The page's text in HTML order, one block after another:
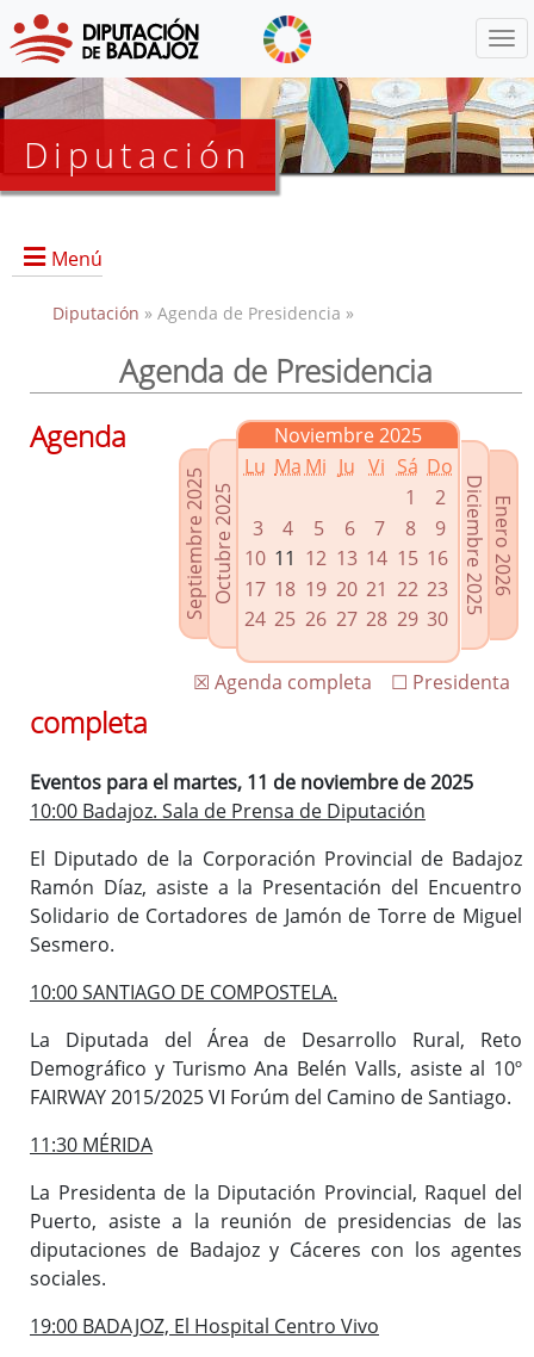
Diputación
Menú
Presidencia
Grupos Políticos
Enlaces relacionados
Agenda de Presidencia
Plenos provinciales y Juntas de gobierno
Oficina de Proyectos Europeos
Diputación » Agenda de Presidencia »
Agenda de Presidencia
Septiembre 2025Octubre 2025
Noviembre 2025
Lu Ma Mi Ju Vi Sá Do
1
2
3
4 5 6 7 8
9
10 11 12 13 14 15 16
17 18 19 20 21 22 23
24 25 26 27 28 29 30
Enero 2026
Diciembre 2025
☐ Presidenta
☒ Agenda completa
Agenda
completa
Eventos para el martes, 11 de noviembre de 2025
10:00 Badajoz. Sala de Prensa de Diputación
El Diputado de la Corporación Provincial de Badajoz
Ramón Díaz, asiste a la Presentación del Encuentro
Solidario de Cortadores de Jamón de Torre de Miguel
Sesmero.
10:00 SANTIAGO DE COMPOSTELA.
La Diputada del Área de Desarrollo Rural, Reto
Demográfico y Turismo Ana Belén Valls, asiste al 10º
FAIRWAY 2015/2025 VI Forúm del Camino de Santiago.
11:30 MÉRIDA
La Presidenta de la Diputación Provincial, Raquel del
Puerto, asiste a la reunión de presidencias de las
diputaciones de Badajoz y Cáceres con los agentes
sociales.
19:00 BADAJOZ, El Hospital Centro Vivo